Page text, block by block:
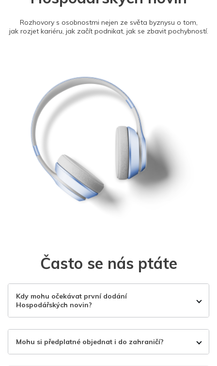
Rozhovory s osobnostmi nejen ze světa byznysu o tom,
jak rozjet kariéru, jak začít podnikat, jak se zbavit pochybností.
Často se nás ptáte
Kdy mohu očekávat první dodání
Hospodářských novin?
Mohu si předplatné objednat i do zahraničí?